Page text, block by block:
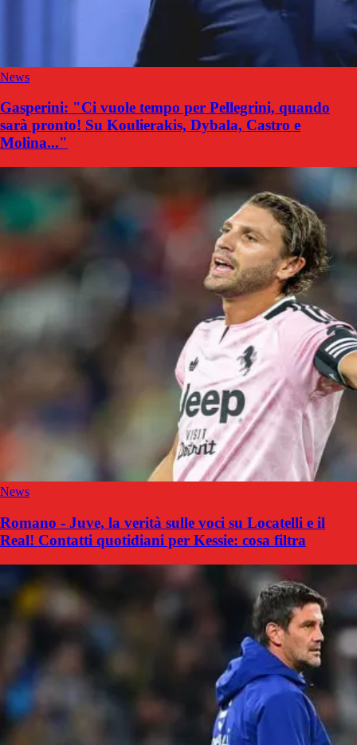
News
Gasperini: "Ci vuole tempo per Pellegrini, quando
sarà pronto! Su Koulierakis, Dybala, Castro e
Molina..."
News
Romano - Juve, la verità sulle voci su Locatelli e il
Real! Contatti quotidiani per Kessie: cosa filtra